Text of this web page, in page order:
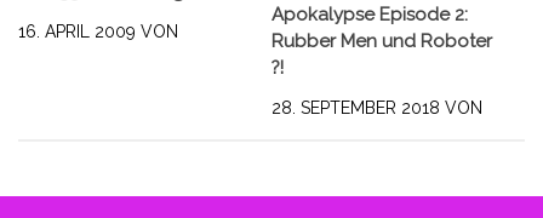
16. APRIL 2009 VON
Apokalypse Episode 2:
Rubber Men und Roboter
?!
28. SEPTEMBER 2018 VON